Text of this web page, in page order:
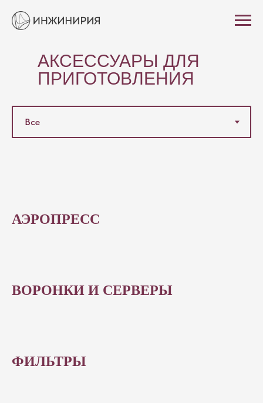
АКСЕССУАРЫ ДЛЯ
ПРИГОТОВЛЕНИЯ
АЭРОПРЕСС
ВОРОНКИ И СЕРВЕРЫ
ФИЛЬТРЫ